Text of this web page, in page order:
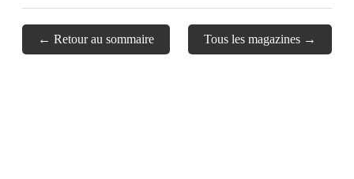
← Retour au sommaire Tous les magazines →